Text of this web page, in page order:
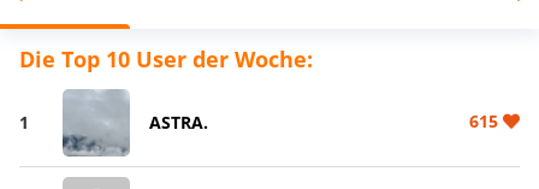
Die Top 10 User der Woche:
1 ASTRA. 615